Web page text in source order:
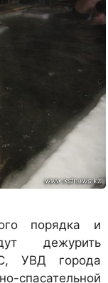
порядка и
дежурить
УВД города